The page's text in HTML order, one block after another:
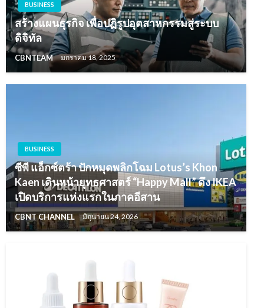
BUSINESS
สร้างแผนธุรกิจ เพื่อปฏิรูปอุตสาหกรรมสู่ระบบ
ดิจิทัล
CBNTEAM มกราคม 18, 2025
BUSINESS
ซีพี แอ็กซ์ตร้า ปักหมุดพลิกโฉม Lotus’s Khon
Kaen เดินหน้ายุทธศาสตร์ “Happy Mall” ดึง IKEA
เปิดบริการแห่งแรกในภาคอีสาน
CBNT CHANNEL มิถุนายน 24, 2026